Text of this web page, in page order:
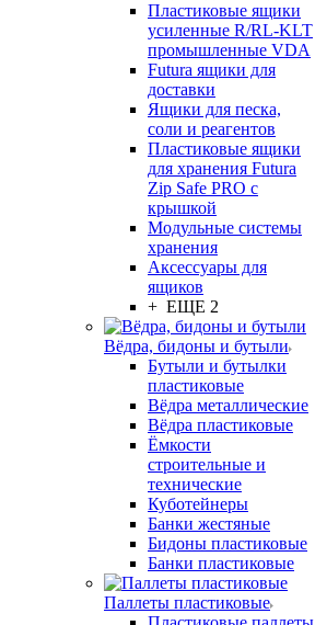
Пластиковые ящики
усиленные R/RL-KLT
промышленные VDA
Futura ящики для
доставки
Ящики для песка,
соли и реагентов
Пластиковые ящики
для хранения Futura
Zip Safe PRO с
крышкой
Модульные системы
хранения
Аксессуары для
ящиков
+ ЕЩЕ 2
Вёдра, бидоны и бутыли
Бутыли и бутылки
пластиковые
Вёдра металлические
Вёдра пластиковые
Ёмкости
строительные и
технические
Куботейнеры
Банки жестяные
Бидоны пластиковые
Банки пластиковые
Паллеты пластиковые